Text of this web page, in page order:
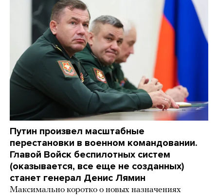
Путин произвел масштабные
перестановки в военном командовании.
Главой Войск беспилотных систем
(оказывается, все еще не созданных)
станет генерал Денис Лямин
Максимально коротко о новых назначениях